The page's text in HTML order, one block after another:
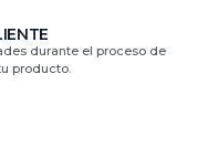
durante el proceso de
producto.